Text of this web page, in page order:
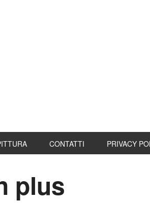
CONTATTI PRIVACY
plus